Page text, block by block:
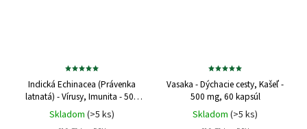
Indická Echinacea (Právenka
latnatá) - Vírusy, Imunita - 500
mg, 60 kapsúl
Skladom (>5 ks)
Vasaka - Dýchacie cesty, Kašeľ -
500 mg, 60 kapsúl
Skladom (>5 ks)